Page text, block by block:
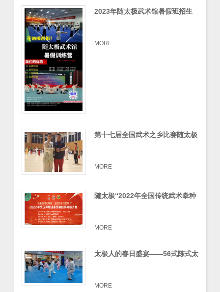
2023年随太极武术馆暑假班招生
MORE
第十七届全国武术之乡比赛随太极
MORE
随太极“2022年全国传统武术拳种
MORE
太极人的春日盛宴——56式陈式太
MORE